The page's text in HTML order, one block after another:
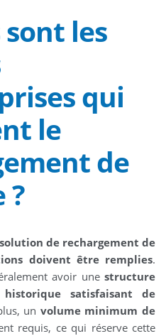
les
qui
le
de
?
de rechargement de
doivent être remplies.
avoir une structure
historique satisfaisant de
un volume minimum de
requis, ce qui réserve cette